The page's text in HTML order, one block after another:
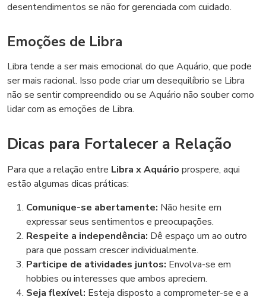
desentendimentos se não for gerenciada com cuidado.
Emoções de Libra
Libra tende a ser mais emocional do que Aquário, que pode
ser mais racional. Isso pode criar um desequilíbrio se Libra
não se sentir compreendido ou se Aquário não souber como
lidar com as emoções de Libra.
Dicas para Fortalecer a Relação
Para que a relação entre Libra x Aquário prospere, aqui
estão algumas dicas práticas:
Comunique-se abertamente: Não hesite em
expressar seus sentimentos e preocupações.
Respeite a independência: Dê espaço um ao outro
para que possam crescer individualmente.
Participe de atividades juntos: Envolva-se em
hobbies ou interesses que ambos apreciem.
Seja flexível: Esteja disposto a comprometer-se e a